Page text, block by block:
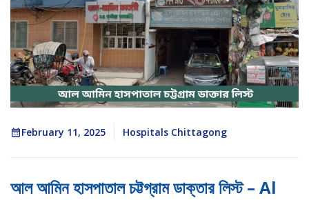
February 11, 2025 Hospitals Chittagong
আল আমিন হাসপাতাল চট্টগ্রাম ডাক্তার লিস্ট – Al